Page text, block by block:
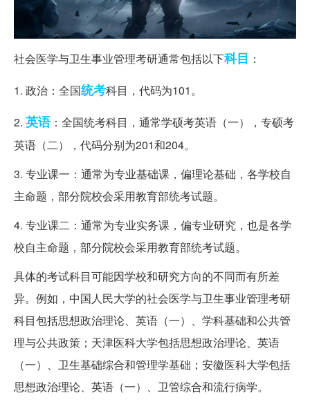
社会医学与卫生事业管理考研通常包括以下科目 ：
1. 政治：全国统考科目，代码为101。
2. 英语：全国统考科目，通常学硕考英语（一），专硕考
英语（二），代码分别为201和204。
3. 专业课一：通常为专业基础课，偏理论基础，各学校自
主命题，部分院校会采用教育部统考试题。
4. 专业课二：通常为专业实务课，偏专业研究，也是各学
校自主命题，部分院校会采用教育部统考试题。
具体的考试科目可能因学校和研究方向的不同而有所差
异。例如，中国人民大学的社会医学与卫生事业管理考研
科目包括思想政治理论、英语（一）、学科基础和公共管
理与公共政策；天津医科大学包括思想政治理论、英语
（一）、卫生基础综合和管理学基础；安徽医科大学包括
思想政治理论、英语（一）、卫管综合和流行病学。